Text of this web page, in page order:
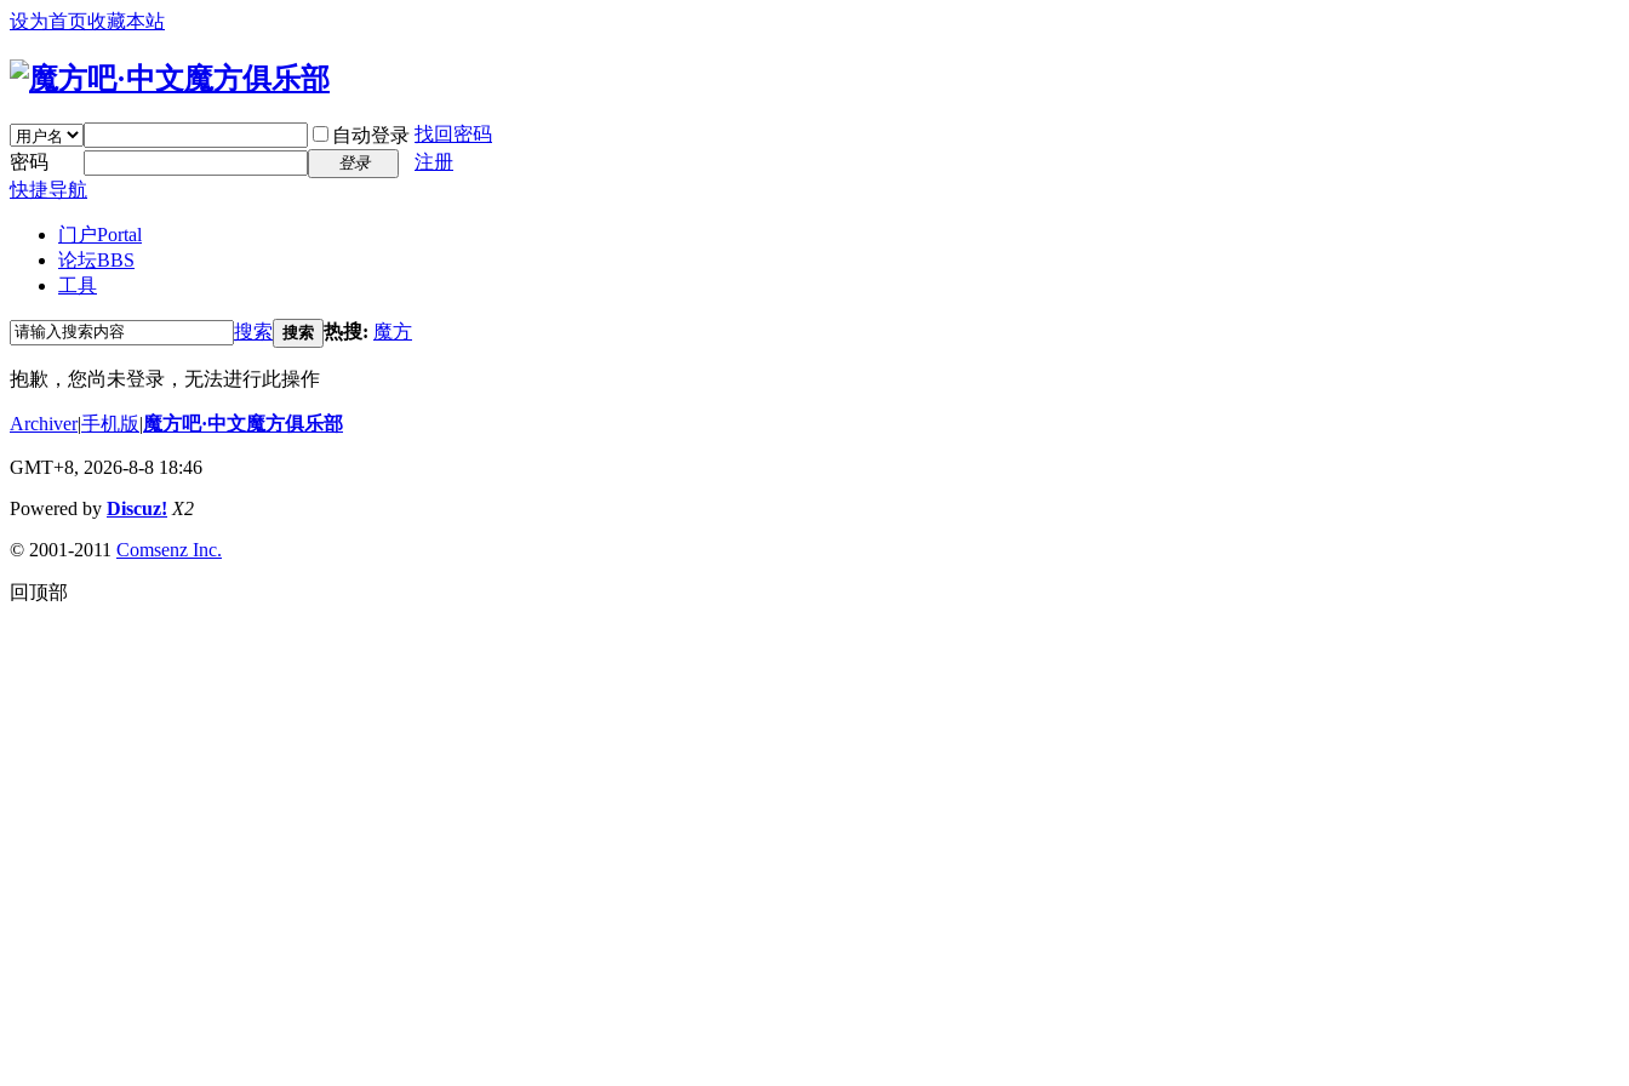
设为首页收藏本站
自动登录 找回密码
密码
登录
注册
快捷导航
门户Portal
论坛BBS
工具
搜索 搜索 热搜: 魔方
抱歉，您尚未登录，无法进行此操作
Archiver|手机版|魔方吧·中文魔方俱乐部
GMT+8, 2026-8-8 18:46
Powered by Discuz! X2
© 2001-2011 Comsenz Inc.
回顶部